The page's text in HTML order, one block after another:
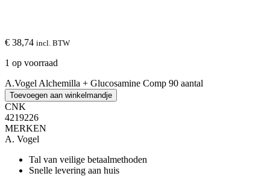
€ 38,74 incl. BTW
1 op voorraad
A.Vogel Alchemilla + Glucosamine Comp 90 aantal
Toevoegen aan winkelmandje
CNK
4219226
MERKEN
A. Vogel
Tal van veilige betaalmethoden
Snelle levering aan huis